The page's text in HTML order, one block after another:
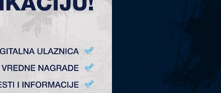
Fudbalski Klub „TSC”
Plitvička 1.
24300 Bačka Topola
office@fktsc.com
+381 24 224 187